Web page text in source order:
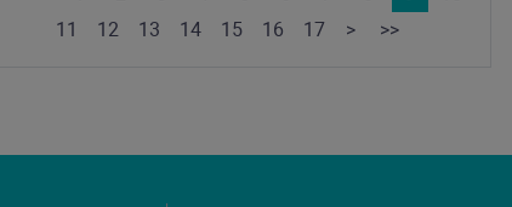
11
12 13 14 15 16 17 > >>